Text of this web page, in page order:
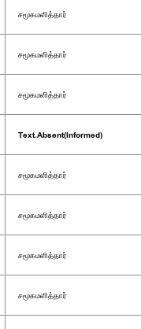
சமூகமளித்தார்
சமூகமளித்தார்
சமூகமளித்தார்
Text.Absent(Informed)
சமூகமளித்தார்
சமூகமளித்தார்
சமூகமளித்தார்
சமூகமளித்தார்